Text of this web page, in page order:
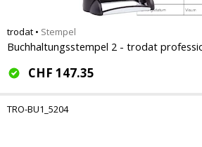
trodat • Stempel
Buchhaltungsstempel 2 - trodat
CHF 147.35
TRO-BU1_5204